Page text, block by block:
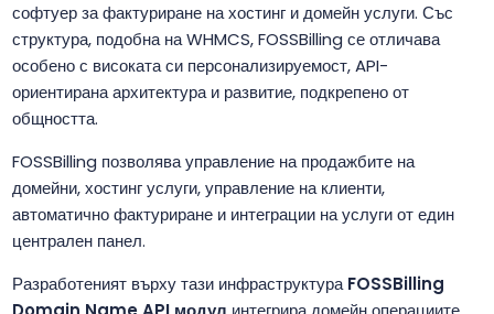
софтуер за фактуриране на хостинг и домейн услуги. Със
структура, подобна на WHMCS, FOSSBilling се отличава
особено с високата си персонализируемост, API-
ориентирана архитектура и развитие, подкрепено от
общността.
FOSSBilling позволява управление на продажбите на
домейни, хостинг услуги, управление на клиенти,
автоматично фактуриране и интеграции на услуги от един
централен панел.
Разработеният върху тази инфраструктураFOSSBilling